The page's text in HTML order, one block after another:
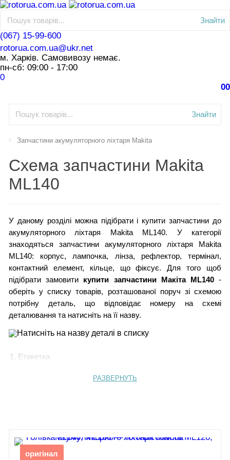
Знайти
(067) 15-99-600
rotorua.com.ua@ukr.net
м. Харків. Самовивозу немає.
пн-сб: 09:00 - 17:00
0
00
Знайти
Запчастини акумуляторного ліхтаря Makita
Схема запчастини Makita
ML140
У даному розділі можна підібрати і купити запчастини до
акумуляторного ліхтаря Makita ML140. У категорії
знаходяться запчастини акумуляторного ліхтаря Makita
ML140: корпус, лампочка, лінза, рефлектор, термінал,
контактний елемент, кільце, що фіксує. Для того щоб
підібрати замовити купити запчастини Макіта ML140-
оберіть у списку товарів, розташованої поруч зі схемою
потрібну деталь, що відповідає номеру на схемі
деталювання та натисніть на її назву.
1. Етикетка
Контактна пластина (+)
10.Фіксатор відбивача
Контактна пластина (-)
РАЗВЕРНУТЬ
оригінал